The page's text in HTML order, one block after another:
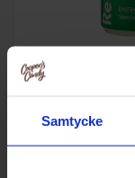
Samtycke